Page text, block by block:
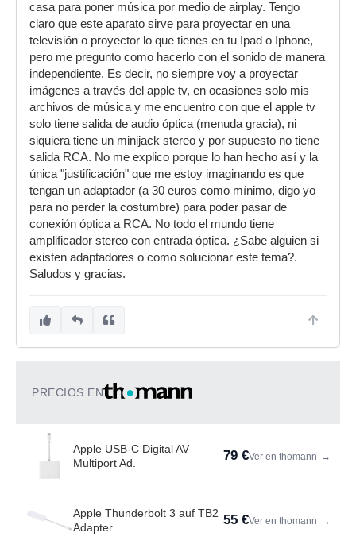
casa para poner música por medio de airplay. Tengo
claro que este aparato sirve para proyectar en una
televisión o proyector lo que tienes en tu Ipad o Iphone,
pero me pregunto como hacerlo con el sonido de manera
independiente. Es decir, no siempre voy a proyectar
imágenes a través del apple tv, en ocasiones solo mis
archivos de música y me encuentro con que el apple tv
solo tiene salida de audio óptica (menuda gracia), ni
siquiera tiene un minijack stereo y por supuesto no tiene
salida RCA. No me explico porque lo han hecho así y la
única "justificación" que me estoy imaginando es que
tengan un adaptador (a 30 euros como mínimo, digo yo
para no perder la costumbre) para poder pasar de
conexión óptica a RCA. No todo el mundo tiene
amplificador stereo con entrada óptica. ¿Sabe alguien si
existen adaptadores o como solucionar este tema?.
Saludos y gracias.
PRECIOS EN
Apple USB-C Digital AV
Multiport Ad.
79 €Ver en thomann →
Apple Thunderbolt 3 auf TB2
Adapter
55 €Ver en thomann →